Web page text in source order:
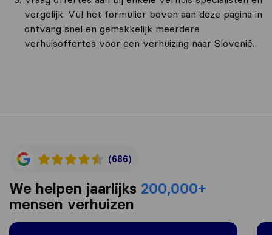
vergelijk. Vul het formulier boven aan deze pagina in
ontvang snel en gemakkelijk meerdere
verhuisoffertes voor een verhuizing naar Slovenië.
(686)
We helpen jaarlijks 200,000+
mensen verhuizen